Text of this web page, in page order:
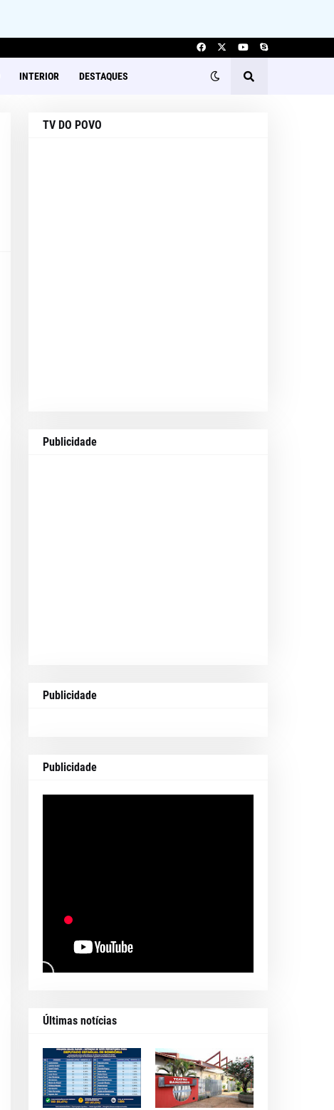
INTERIOR DESTAQUES
TV DO POVO
Publicidade
Publicidade
Publicidade
Últimas notícias